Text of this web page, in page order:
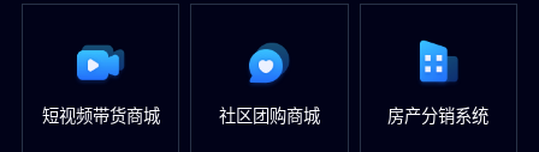
短视频带货商城 社区团购商城 房产分销系统